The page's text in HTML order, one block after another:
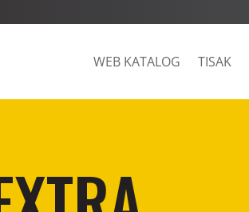
WEB KATALOG TISAK